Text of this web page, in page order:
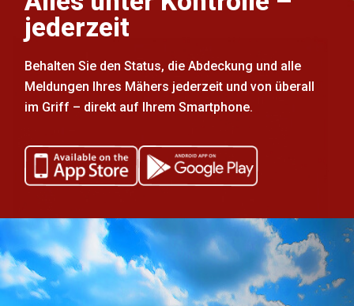
jederzeit
Behalten Sie den Status, die Abdeckung und alle
Meldungen Ihres Mähers jederzeit und von überall
im Griff – direkt auf Ihrem Smartphone.